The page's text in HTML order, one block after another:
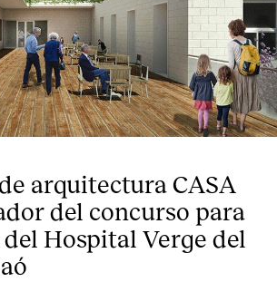
Español Italiano Català
arquitectura CASA
del concurso para
Hospital Verge del